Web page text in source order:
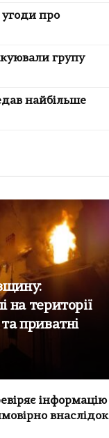
угоди про
групу
найбільше
на території
приватні
інформацію
внаслідок